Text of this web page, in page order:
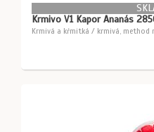
Krmivo V1 Kapor Ananás
Krmivá a kŕmitká / krmivá, method